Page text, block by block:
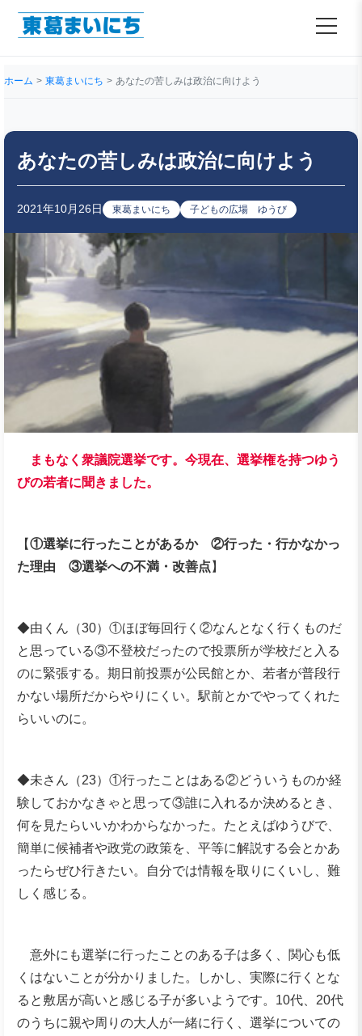
ホーム 東葛まいにち あなたの苦しみは政治に向けよう
あなたの苦しみは政治に向けよう
2021年10月26日 東葛まいにち 子どもの広場 ゆうび
まもなく衆議院選挙です。今現在、選挙権を持つゆう
びの若者に聞きました。
【①選挙に行ったことがあるか ②行った・行かなかっ
た理由 ③選挙への不満・改善点 】
◆由くん（30）①ほぼ毎回行く②なんとなく行くものだ
と思っている③不登校だったので投票所が学校だと入る
のに緊張する。期日前投票が公民館とか、若者が普段行
かない場所だからやりにくい。駅前とかでやってくれた
らいいのに。
◆未さん（23）①行ったことはある②どういうものか経
験しておかなきゃと思って③誰に入れるか決めるとき、
何を見たらいいかわからなかった。たとえばゆうびで、
簡単に候補者や政党の政策を、平等に解説する会とかあ
ったらぜひ行きたい。自分では情報を取りにくいし、難
しく感じる。
意外にも選挙に行ったことのある子は多く、関心も低
くはないことが分かりました。しかし、実際に行くとな
ると敷居が高いと感じる子が多いようです。10代、20代
のうちに親や周りの大人が一緒に行く、選挙についての